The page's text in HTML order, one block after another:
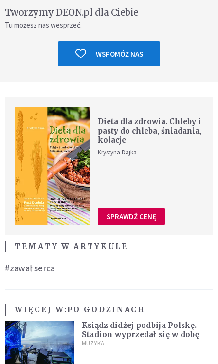
Tworzymy DEON.pl dla Ciebie
Tu możesz nas wesprzeć.
WSPOMÓŻ NAS
Dieta dla zdrowia. Chleby i
pasty do chleba, śniadania,
kolacje
Krystyna Dajka
SPRAWDŹ CENĘ
TEMATY W ARTYKULE
#zawał serca
WIĘCEJ W:PO GODZINACH
Ksiądz didżej podbija Polskę.
Stadion wyprzedał się w dobę
MUZYKA